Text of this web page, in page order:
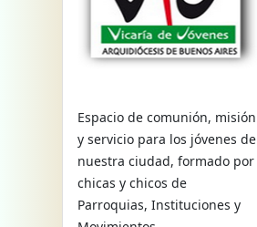
Espacio de comunión, misión
y servicio para los jóvenes de
nuestra ciudad, formado por
chicas y chicos de
Parroquias, Instituciones y